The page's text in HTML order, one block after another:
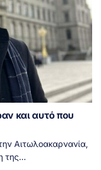
και αυτό που
Αιτωλοακαρνανία,
της...